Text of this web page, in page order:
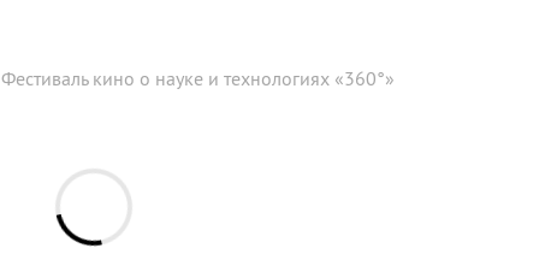
Фестиваль кино о науке и технологиях «360°»